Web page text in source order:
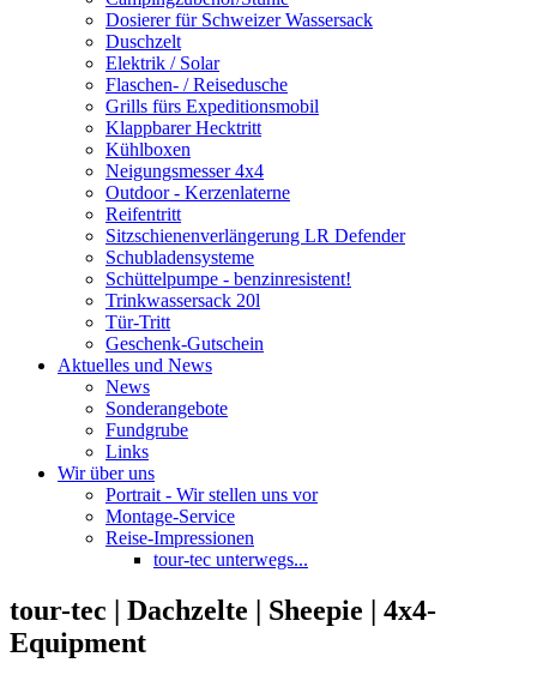
Dosierer für Schweizer Wassersack
Duschzelt
Elektrik / Solar
Flaschen- / Reisedusche
Grills fürs Expeditionsmobil
Klappbarer Hecktritt
Kühlboxen
Neigungsmesser 4x4
Outdoor - Kerzenlaterne
Reifentritt
Sitzschienenverlängerung LR Defender
Schubladensysteme
Schüttelpumpe - benzinresistent!
Trinkwassersack 20l
Tür-Tritt
Geschenk-Gutschein
Aktuelles und News
News
Sonderangebote
Fundgrube
Links
Wir über uns
Portrait - Wir stellen uns vor
Montage-Service
Reise-Impressionen
tour-tec unterwegs...
tour-tec | Dachzelte | Sheepie | 4x4-
Equipment